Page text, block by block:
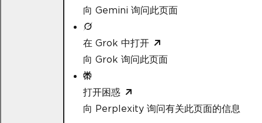
向 Gemini 询问此页面
在 Grok 中打开
向 Grok 询问此页面
打开困惑
向 Perplexity 询问有关此页面的信息